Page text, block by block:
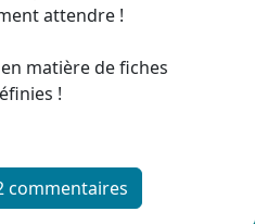
attendre !
matière de fiches
!
commentaires